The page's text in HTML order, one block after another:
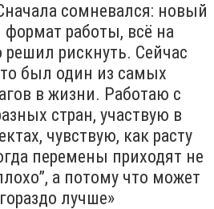
сомневался: новый
формат работы, всё на
рискнуть. Сейчас
был один из самых
в жизни. Работаю с
стран, участвую в
чувствую, как расту
перемены приходят не
а потому что может
лучше»